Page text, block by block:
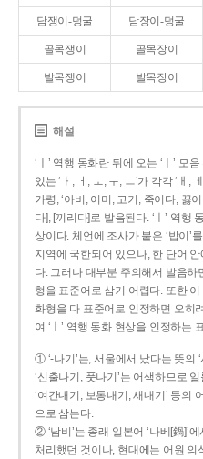
담쟁이-덩굴 담장이-덩굴
골목쟁이 골목장이
발목쟁이 발목장이
해설
‘ㅣ’ 역행 동화란 뒤에 오는 ‘ㅣ’ 모
있는 ‘ㅏ, ㅓ, ㅗ, ㅜ, ㅡ’가 각각 ‘ㅐ,
가령, ‘아비, 어미, 고기, 죽이다, 끓
다], [끼리다]로 발음된다. ‘ㅣ’ 역행
상이다. 체언에 조사가 붙은 ‘밥이’
지역에 국한되어 있으나, 한 단어
다. 그러나 대부분 주의해서 발음
형을 표준어로 삼기 어렵다. 또한
화형을 다 표준어로 인정하면 오히
여 ‘ㅣ’ 역행 동화 현상을 인정하는
① ‘-나기’는, 서울에서 났다는 뜻의
‘신출나기, 풋나기’는 어색하므로
‘여간내기, 보통내기, 새내기’ 등의
으로 삼는다.
② ‘남비’는 종래 일본어 ‘나베[鍋]’
처리했던 것이나, 현대에는 어원 의